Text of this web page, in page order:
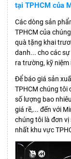
tại TPHCM của
Các dòng sản
TPHCM của
quà tặng khai
danh... cho các
ra trường, kỹ
Để báo giá sản
TPHCM chúng tôi
số lượng bao
giá rẽ,... đến với
chúng tôi là đơn
nhất khu vực